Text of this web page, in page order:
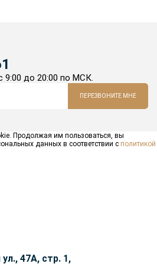
9:00 до 20:00 по МСК.
ПЕРЕЗВОНИТЕ МНЕ
Продолжая им пользоваться, вы
данных в соответствии с политикой
47А, стр. 1,